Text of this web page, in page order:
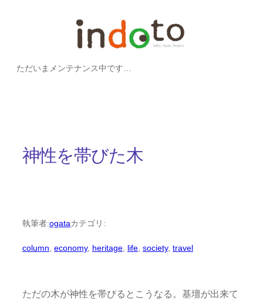
ただいまメンテナンス中です…
神性を帯びた木
執筆者:ogataカテゴリ:
column, economy, heritage, life, society, travel
ただの木が神性を帯びるとこうなる。基壇が出来て